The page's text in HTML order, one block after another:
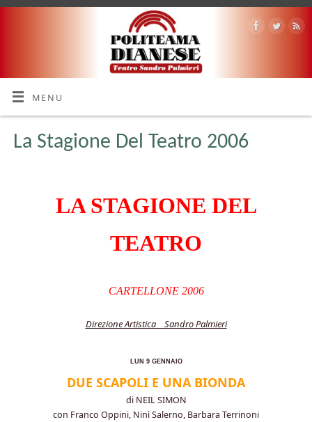
MENU
La Stagione Del Teatro 2006
LA STAGIONE DEL
TEATRO
CARTELLONE 2006
Direzione Artistica Sandro Palmieri
LUN 9 GENNAIO
DUE SCAPOLI E UNA BIONDA
di NEIL SIMON
con Franco Oppini, Ninì Salerno, Barbara Terrinoni